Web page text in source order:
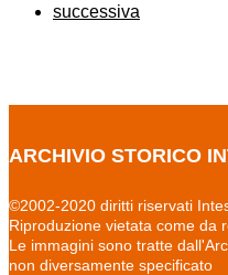
successiva
ARCHIVIO STORICO
©2002-2020 diritti riservati
Riproduzione vietata come da
Le immagini sono tratte
non diversamente specificato